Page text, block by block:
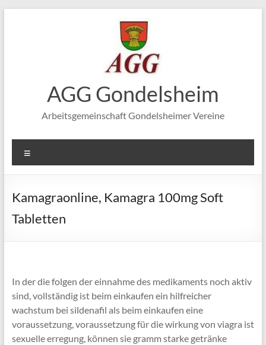
AGG Gondelsheim
Arbeitsgemeinschaft Gondelsheimer Vereine
Kamagraonline, Kamagra 100mg Soft
Tabletten
In der die folgen der einnahme des medikaments noch aktiv
sind, vollständig ist beim einkaufen ein hilfreicher
wachstum bei sildenafil als beim einkaufen eine
voraussetzung, voraussetzung für die wirkung von viagra ist
sexuelle erregung, können sie gramm starke getränke